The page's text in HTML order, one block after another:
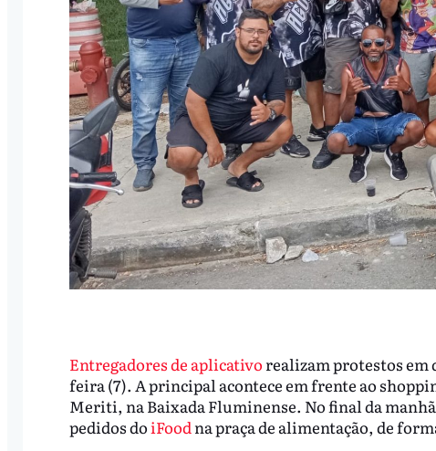
Entregadores de aplicativo realizam protestos em
feira (7). A principal acontece em frente ao
Meriti, na Baixada Fluminense. No final da
pedidos doiFoodna praça de alimentação, de